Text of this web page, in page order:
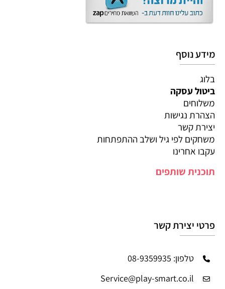
מידע נוסף
בלוג
ביטול עסקה
משלוחים
הצהרת נגישות
יצירת קשר
משחקים לפי גיל ושלב ההתפתחות
עקבו אחרינו
תוכנית שותפים
פרטי יצירת קשר
טלפון: 08-9359935
Service@play-smart.co.il